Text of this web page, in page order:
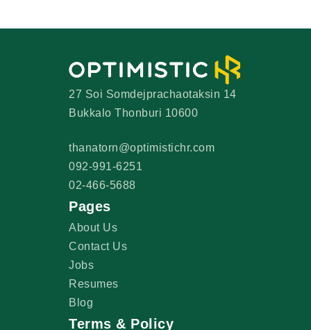
27 Soi Somdejprachaotaksin 14
Bukkalo Thonburi 10600
thanatorn@optimistichr.com
092-991-6251
02-466-5688
Pages
About Us
Contact Us
Jobs
Resumes
Blog
Terms & Policy